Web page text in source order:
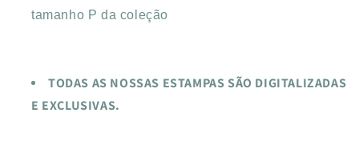
tamanho P da coleção
TODAS AS NOSSAS ESTAMPAS SÃO DIGITALIZADAS
E EXCLUSIVAS.